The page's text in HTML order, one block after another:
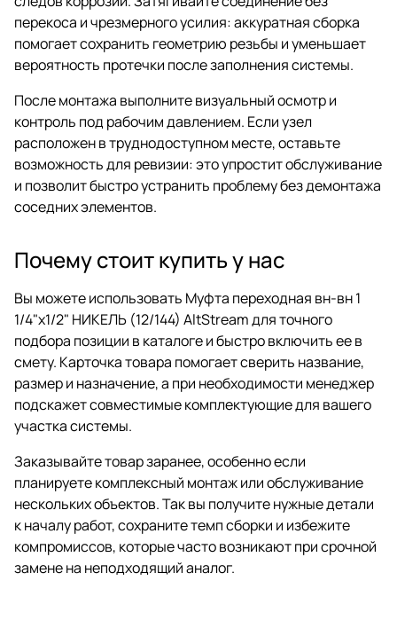
перекоса и чрезмерного усилия: аккуратная сборка
помогает сохранить геометрию резьбы и уменьшает
вероятность протечки после заполнения системы.
После монтажа выполните визуальный осмотр и
контроль под рабочим давлением. Если узел
расположен в труднодоступном месте, оставьте
возможность для ревизии: это упростит обслуживание
и позволит быстро устранить проблему без демонтажа
соседних элементов.
Почему стоит купить у нас
Вы можете использовать Муфта переходная вн-вн 1
1/4"x1/2" НИКЕЛЬ (12/144) AltStream для точного
подбора позиции в каталоге и быстро включить ее в
смету. Карточка товара помогает сверить название,
размер и назначение, а при необходимости менеджер
подскажет совместимые комплектующие для вашего
участка системы.
Заказывайте товар заранее, особенно если
планируете комплексный монтаж или обслуживание
нескольких объектов. Так вы получите нужные детали
к началу работ, сохраните темп сборки и избежите
компромиссов, которые часто возникают при срочной
замене на неподходящий аналог.